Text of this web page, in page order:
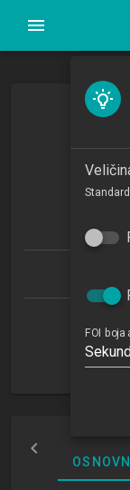
FOI boja